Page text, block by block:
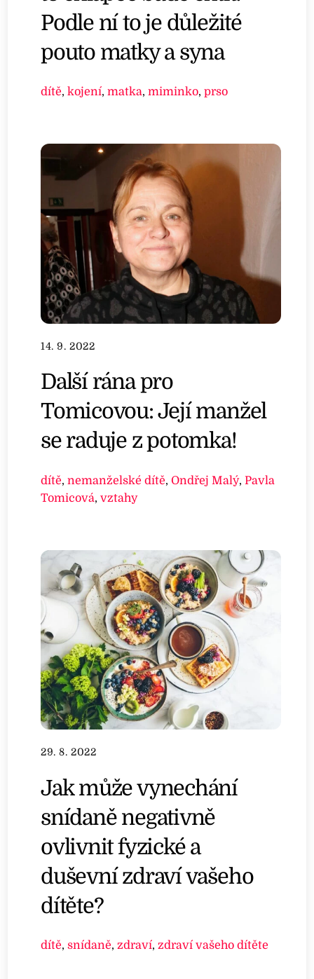
Podle ní to je důležité
pouto matky a syna
dítě,kojení,matka,miminko,prso
14. 9. 2022
Další rána pro
Tomicovou: Její manžel
se raduje z potomka!
dítě,nemanželské dítě,Ondřej Malý,Pavla
Tomicová,vztahy
29. 8. 2022
Jak může vynechání
snídaně negativně
ovlivnit fyzické a
duševní zdraví vašeho
dítěte?
dítě,snídaně,zdraví,zdraví vašeho dítěte